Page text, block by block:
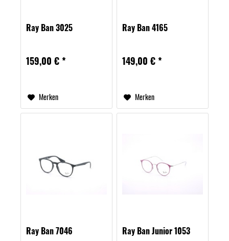
Ray Ban 3025
159,00 € *
Merken
Ray Ban 4165
149,00 € *
Merken
Ray Ban 7046 Ray Ban Junior 1053